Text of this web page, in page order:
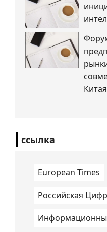
ссылка
European Times
Российская